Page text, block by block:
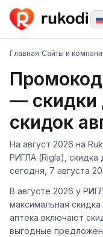
Главная/Сайты и
— скидки
скидок
На август 2026 на
РИГЛА (Rigla),
сегодня, 7 августа
В августе 2026 у
максимальная
аптека включают
выгодные